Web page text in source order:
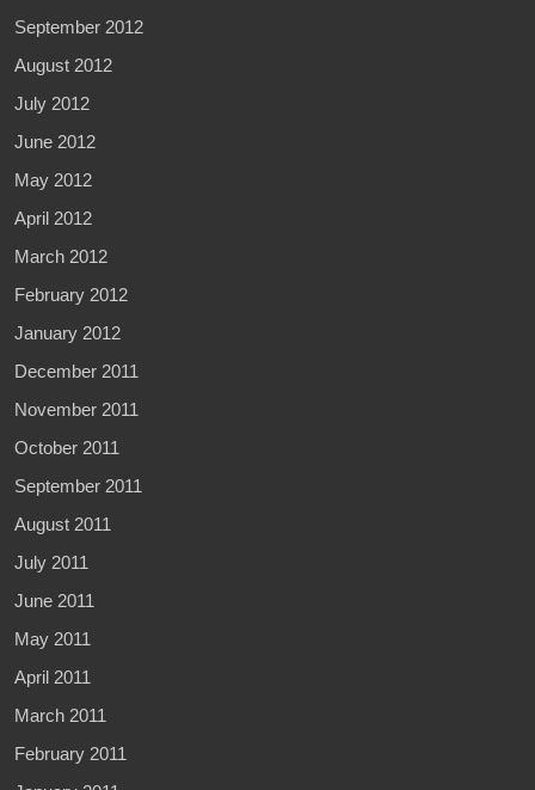
September 2012
August 2012
July 2012
June 2012
May 2012
April 2012
March 2012
February 2012
January 2012
December 2011
November 2011
October 2011
September 2011
August 2011
July 2011
June 2011
May 2011
April 2011
March 2011
February 2011